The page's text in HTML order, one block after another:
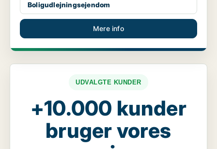
Boligudlejningsejendom
Mere info
UDVALGTE KUNDER
+10.000 kunder
bruger vores